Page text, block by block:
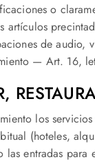
o
artículos
de audio,
— Art. 16,
los
(hoteles,
entradas